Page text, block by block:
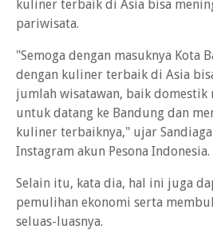
kuliner terbaik di Asia bisa
pariwisata.
"Semoga dengan masuknya Kota
dengan kuliner terbaik di Asia
jumlah wisatawan, baik domestik
untuk datang ke Bandung dan
kuliner terbaiknya," ujar
Instagram akun Pesona Indonesia.
Selain itu, kata dia, hal ini juga
pemulihan ekonomi serta
seluas-luasnya.